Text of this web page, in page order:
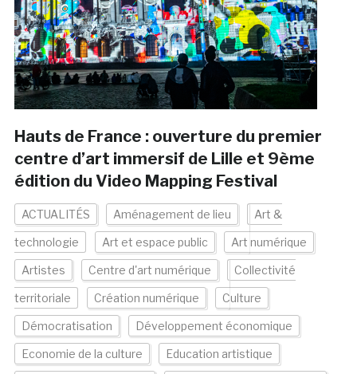
Hauts de France : ouverture du premier
centre d’art immersif de Lille et 9ème
édition du Video Mapping Festival
ACTUALITÉS Aménagement de lieu Art &
technologie Art et espace public Art numérique
Artistes Centre d'art numérique Collectivité
territoriale Création numérique Culture
Démocratisation Développement économique
Economie de la culture Education artistique